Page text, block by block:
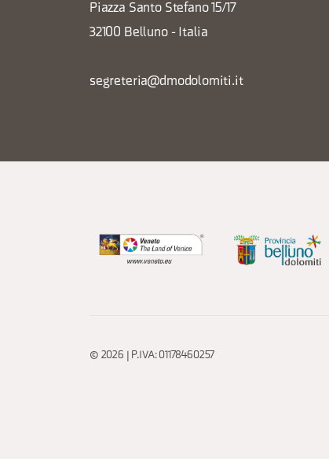
Piazza Santo Stefano 15/17
32100 Belluno - Italia
segreteria@dmodolomiti.it
© 2026 | P.IVA: 01178460257